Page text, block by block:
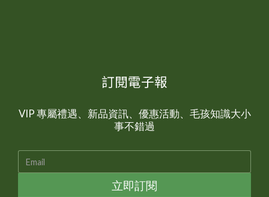
訂閱電子報
VIP 專屬禮遇、新品資訊、優惠活動、毛孩知識大小
事不錯過
立即訂閱